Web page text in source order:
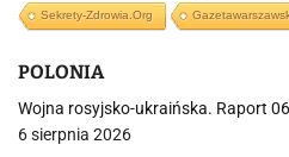
Sekrety-Zdrowia.org
POLONIA
Wojna rosyjsko-ukraińska. Raport
6 sierpnia 2026